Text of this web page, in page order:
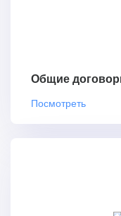
Общие
Посмотреть